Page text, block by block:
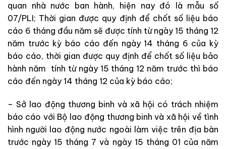
quan nhà nước ban hành, hiện nay đó là mẫu số
07/PLI; Thời gian được quy định để chốt số liệu báo
cáo 6 tháng đầu năm sẽ được tính từ ngày 15 tháng 12
năm trước kỳ báo cáo đến ngày 14 tháng 6 của kỳ
báo cáo, thời gian được quy định để chốt số liệu bảo
hành năm tính từ ngày 15 tháng 12 năm trước thì báo
cáo đến ngày 14 tháng 12 của kỳ báo cáo;
– Sở lao động thương binh và xã hội có trách nhiệm
báo cáo với Bộ lao động thương binh và xã hội về tình
hình người lao động nước ngoài làm việc trên địa bàn
trước ngày 15 tháng 7 và ngày 15 tháng 01 của năm